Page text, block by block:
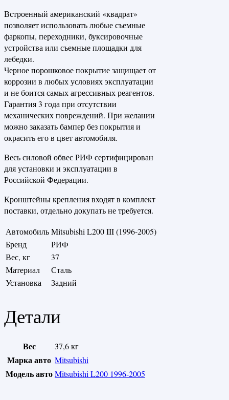
Встроенный американский «квадрат»
позволяет использовать любые съемные
фаркопы, переходники, буксировочные
устройства или съемные площадки для
лебедки.
Черное порошковое покрытие защищает от
коррозии в любых условиях эксплуатации
и не боится самых агрессивных реагентов.
Гарантия 3 года при отсутствии
механических повреждений. При желании
можно заказать бампер без покрытия и
окрасить его в цвет автомобиля.
Весь силовой обвес РИФ сертифицирован
для установки и эксплуатации в
Российской Федерации.
Кронштейны крепления входят в комплект
поставки, отдельно докупать не требуется.
АвтомобильMitsubishi L200 III (1996-2005)
Бренд
РИФ
Вес, кг
37
Материал
Сталь
Установка
Задний
Детали
Вес 37,6 кг
Марка авто Mitsubishi
Модель автоMitsubishi L200 1996-2005